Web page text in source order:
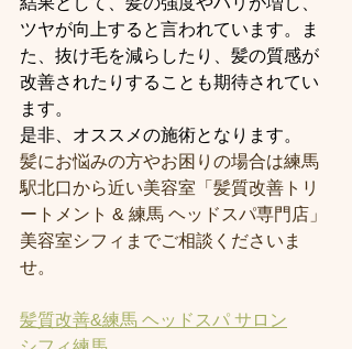
ツヤが向上すると言われています。ま
た、抜け毛を減らしたり、髪の質感が
改善されたりすることも期待されてい
ます。
是非、オススメの施術となります。
髪にお悩みの方やお困りの場合は練馬
駅北口から近い美容室「髪質改善トリ
ートメント & 練馬 ヘッドスパ専門店」
美容室シフィまでご相談くださいま
せ。
髪質改善&練馬 ヘッドスパ サロン